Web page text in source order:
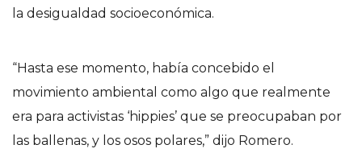
la desigualdad socioeconómica.
“Hasta ese momento, había concebido el
movimiento ambiental como algo que realmente
era para activistas ‘hippies’ que se preocupaban por
las ballenas, y los osos polares,” dijo Romero.